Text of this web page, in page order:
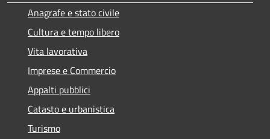
Anagrafe e stato civile
Cultura e tempo libero
Vita lavorativa
Imprese e Commercio
Appalti pubblici
Catasto e urbanistica
Turismo